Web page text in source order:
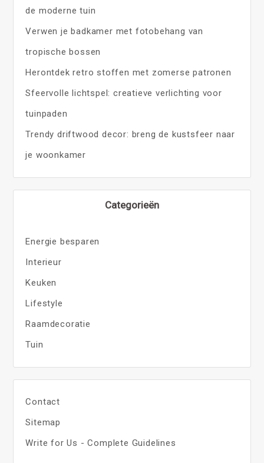
de moderne tuin
Verwen je badkamer met fotobehang van
tropische bossen
Herontdek retro stoffen met zomerse patronen
Sfeervolle lichtspel: creatieve verlichting voor
tuinpaden
Trendy driftwood decor: breng de kustsfeer naar
je woonkamer
Categorieën
Energie besparen
Interieur
Keuken
Lifestyle
Raamdecoratie
Tuin
Contact
Sitemap
Write for Us - Complete Guidelines